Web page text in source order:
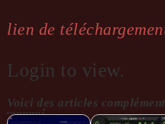
lien de
Login to view.
Voici des articles
...........: